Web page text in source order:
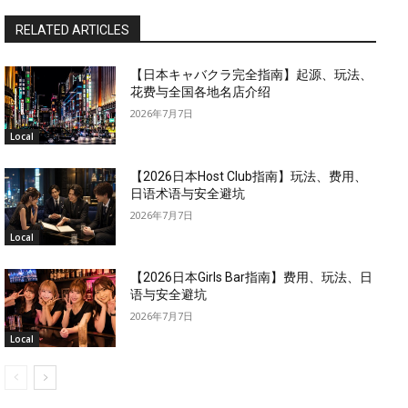
RELATED ARTICLES
Local
【日本キャバクラ完全指南】起源、玩法、
花费与全国各地名店介绍
2026年7月7日
Local
【2026日本Host Club指南】玩法、费用、
日语术语与安全避坑
2026年7月7日
Local
【2026日本Girls Bar指南】费用、玩法、日
语与安全避坑
2026年7月7日